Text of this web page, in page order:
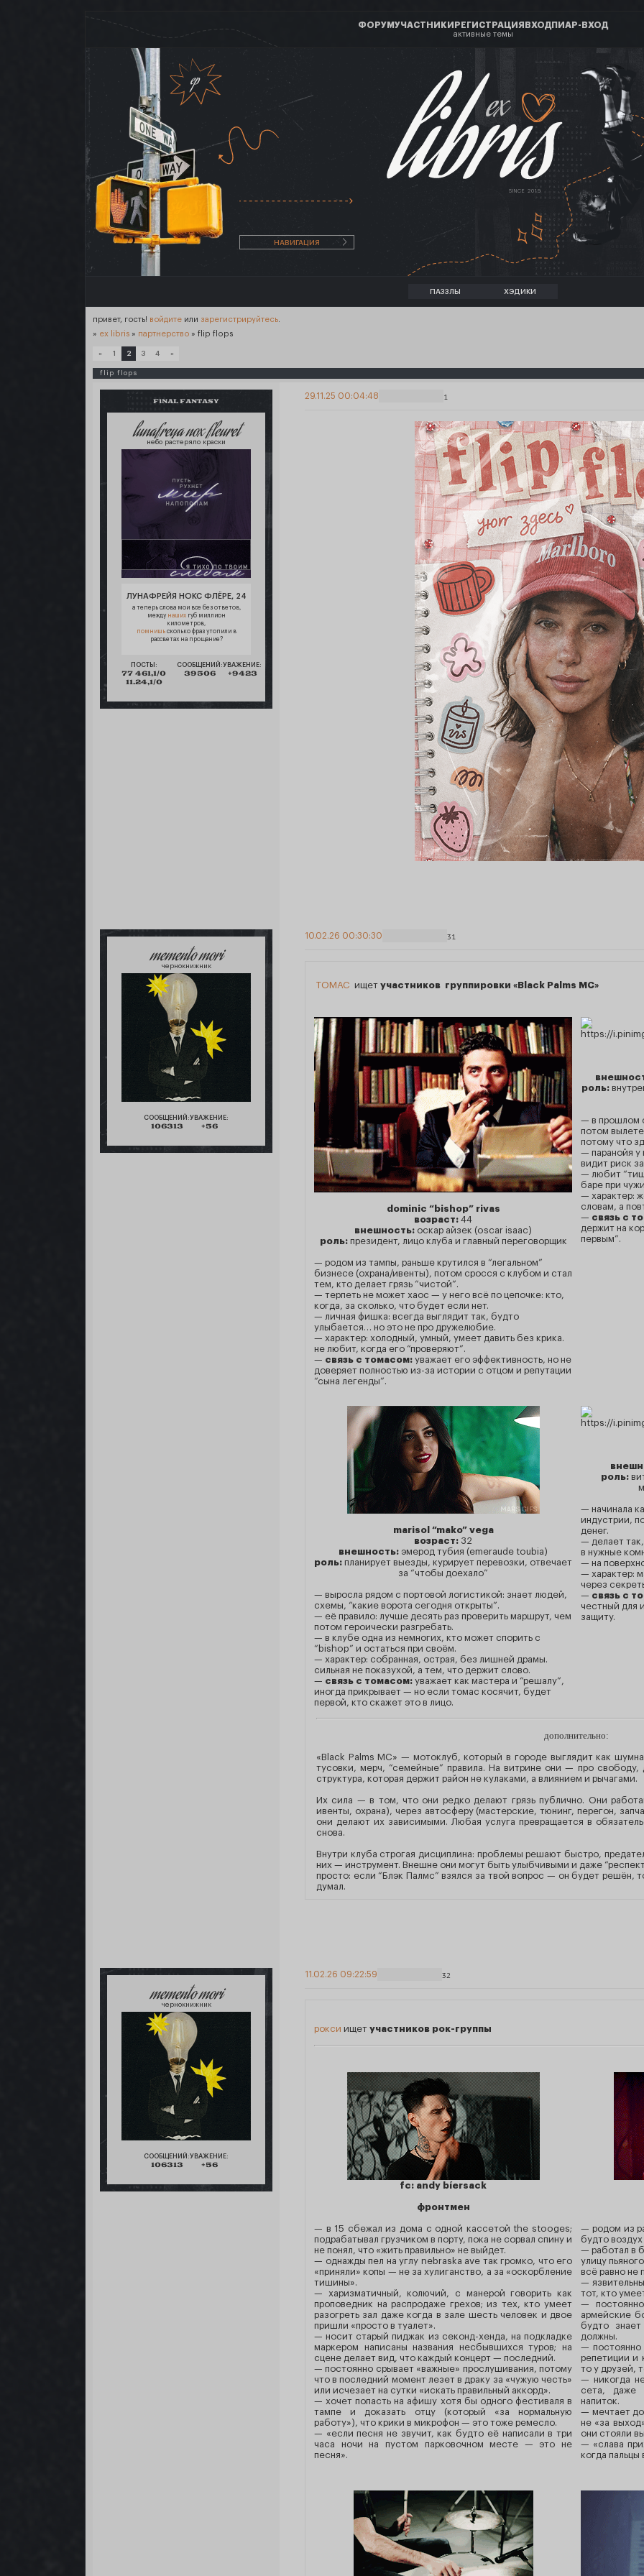
ФОРУМ УЧАСТНИКИ РЕГИСТРАЦИЯ ВХОД ПИАР-ВХОД
активные темы
ex
SINCE 2019
НАВИГАЦИЯ
ПАЗЗЛЫ ХЭДИКИ
привет, гость! войдите или зарегистрируйтесь
» ex libris » партнерство » flip flops
« 1 2 3 4 »
flip flops
FINAL FANTASY
lunafreya nox fleuret
небо растеряло краски
ЛУНАФРЕЙЯ НОКС ФЛЁРЕ, 24
а теперь слова мои все без ответов,
между нашихгуб миллион
километров,
помнишьсколько фраз утопили в
рассветах на прощание?
ПОСТЫ:
77 461,1/0
11.24,1/0
СООБЩЕНИЙ:
39506
УВАЖЕНИЕ:
+9423
1
29.11.25 00:04:48
memento mori
чернокнижник
СООБЩЕНИЙ:
106313
УВАЖЕНИЕ:
+56
31
10.02.26 00:30:30
ТОМАС ищет участников группировки «Black Palms MC»
dominic “bishop” rivas
возраст: 44
внешность: оскар айзек (oscar isaac)
роль:президент, лицо клуба и главный переговорщик
— родом из тампы, раньше крутился в “легальном”
бизнесе (охрана/ивенты), потом сросся с клубом и стал
тем, кто делает грязь “чистой”.
— терпеть не может хаос — у него всё по цепочке: кто,
когда, за сколько, что будет если нет.
— личная фишка: всегда выглядит так, будто
улыбается… но это не про дружелюбие.
— характер: холодный, умный, умеет давить без крика.
не любит, когда его “проверяют”.
— связь с томасом: уважает его эффективность, но не
доверяет полностью из-за истории с отцом и репутации
“сына легенды”.
роль:
— в прошлом
потом
потому что
— паранойя у
видит риск
— любит
баре при
— характер:
словам, а
— связь с
держит на
первым”.
marisol “mako” vega
возраст: 32
внешность: эмерод тубия (emeraude toubia)
роль: планирует выезды, курирует перевозки, отвечает
за “чтобы доехало”
— выросла рядом с портовой логистикой: знает людей,
схемы, “какие ворота сегодня открыты”.
— её правило: лучше десять раз проверить маршрут, чем
потом героически разгребать.
— в клубе одна из немногих, кто может спорить с
“bishop” и остаться при своём.
— характер: собранная, острая, без лишней драмы.
сильная не показухой, а тем, что держит слово.
— связь с томасом: уважает как мастера и “решалу”,
иногда прикрывает — но если томас косячит, будет
первой, кто скажет это в лицо.
роль:
— начинала
индустрии,
денег.
— делает
в нужные
— на
— характер:
через
— связь с
честный для
защиту.
дополнительно:
«Black Palms MC» — мотоклуб, который в городе выглядит как
тусовки, мерч, “семейные” правила. На витрине они — про свободу,
структура, которая держит район не кулаками, а влиянием и рычагами.
Их сила — в том, что они редко делают грязь публично. Они
ивенты, охрана), через автосферу (мастерские, тюнинг, перегон,
они делают их зависимыми. Любая услуга превращается в
снова.
Внутри клуба строгая дисциплина: проблемы решают быстро,
них — инструмент. Внешне они могут быть улыбчивыми и даже
просто: если “Блэк Палмс” взялся за твой вопрос — он будет решён,
думал.
memento mori
чернокнижник
СООБЩЕНИЙ:
106313
УВАЖЕНИЕ:
+56
32
11.02.26 09:22:59
рокси ищет участников рок-группы
fc: andy bíersack
фронтмен
— в 15 сбежал из дома с одной кассетой the stooges;
подрабатывал грузчиком в порту, пока не сорвал спину и
не понял, что «жить правильно» не выйдет.
— однажды пел на углу nebraska ave так громко, что его
«приняли» копы — не за хулиганство, а за «оскорбление
тишины».
— харизматичный, колючий, с манерой говорить как
проповедник на распродаже грехов; из тех, кто умеет
разогреть зал даже когда в зале шесть человек и двое
пришли «просто в туалет».
— носит старый пиджак из секонд-хенда, на подкладке
маркером написаны названия несбывшихся туров; на
сцене делает вид, что каждый концерт — последний.
— постоянно срывает «важные» прослушивания, потому
что в последний момент лезет в драку за «чужую честь»
или исчезает на сутки «искать правильный аккорд».
— хочет попасть на афишу хотя бы одного фестиваля в
тампе и доказать отцу (который «за нормальную
работу»), что крики в микрофон — это тоже ремесло.
— «если песня не звучит, как будто её написали в три
часа ночи на пустом парковочном месте — это не
песня».
— родом из
будто
— работал в
улицу
всё равно не
—
тот, кто
—
армейские
будто
должны.
— постоянно
репетиции и
то у друзей,
— никогда
сета, даже
напиток.
— мечтает
не «за
они стояли
— «слава
когда пальцы